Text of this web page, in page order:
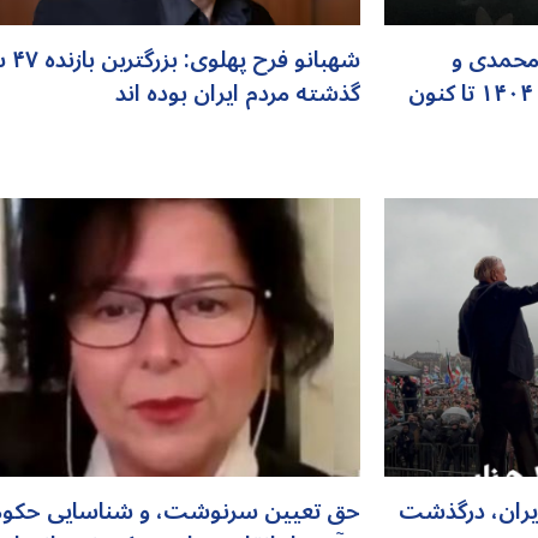
و
معترضین دیگری که از دی ماه ۱۴۰۴ تا کنون گذشته مردم ایران بوده اند
درگذشت حق تعیین سرنوشت، و شناسایی